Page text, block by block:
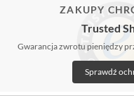
ZAKUPY
Trusted
Gwarancja zwrotu pieniędzy
Sprawdź